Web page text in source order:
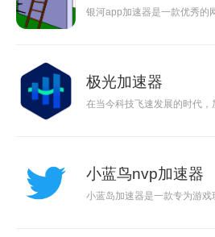
银河app加速器是一款优秀的
极光加速器
在当今科技飞速发展的时代
小蓝鸟nvp加速器
小蓝岛加速器是一款专为游